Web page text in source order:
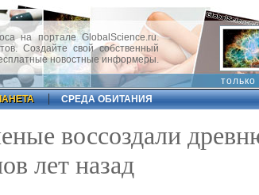
на портале GlobalScience.ru.
Создайте свой собственный
новостные информеры.
СРЕДА ОБИТАНИЯ
воссоздали
лет назад